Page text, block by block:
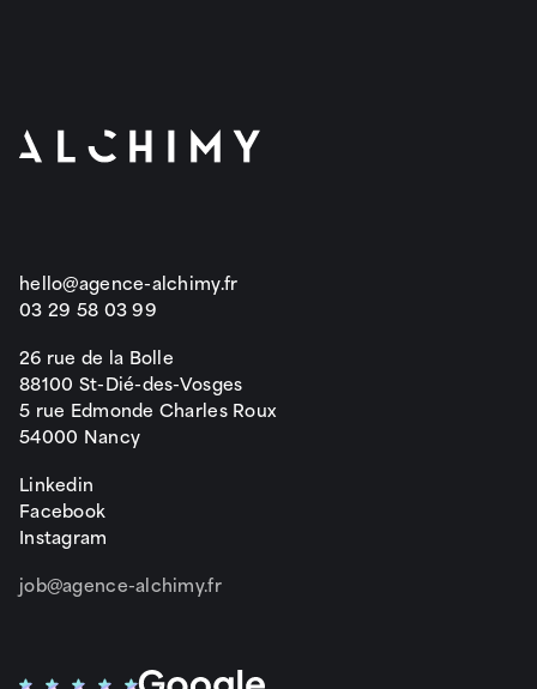
hello@agence-alchimy.fr
03 29 58 03 99
26 rue de la Bolle
88100 St-Dié-des-Vosges
5 rue Edmonde Charles Roux
54000 Nancy
Linkedin
Facebook
Instagram
job@agence-alchimy.fr